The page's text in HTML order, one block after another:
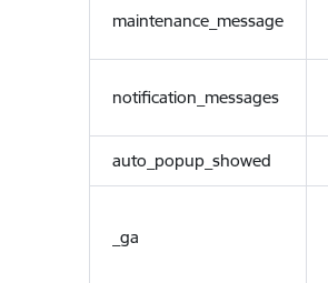
maintenance_message
notification_messages
auto_popup_showed
_ga